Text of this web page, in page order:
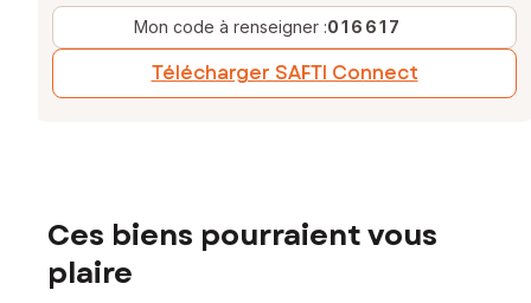
Mon code à renseigner :016617
Télécharger SAFTI Connect
Ces biens pourraient vous
plaire